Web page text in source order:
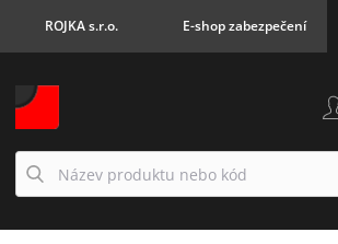
ROJKA s.r.o. E-shop zabezpečení